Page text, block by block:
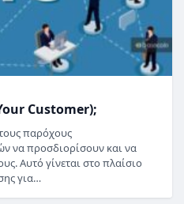
Customer);
παρόχους
να προσδιορίσουν και να
Αυτό γίνεται στο πλαίσιο
για…